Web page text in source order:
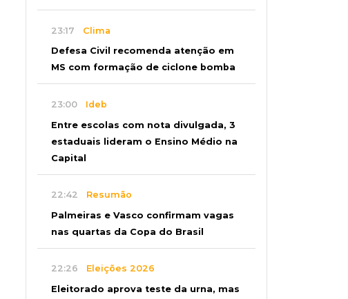
23:17 Clima
Defesa Civil recomenda atenção em
MS com formação de ciclone bomba
23:00 Ideb
Entre escolas com nota divulgada, 3
estaduais lideram o Ensino Médio na
Capital
22:42 Resumão
Palmeiras e Vasco confirmam vagas
nas quartas da Copa do Brasil
22:26 Eleições 2026
Eleitorado aprova teste da urna, mas